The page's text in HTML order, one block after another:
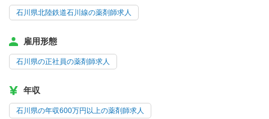
石川県北陸鉄道石川線の薬剤師求人
雇用形態
石川県の正社員の薬剤師求人
年収
石川県の年収600万円以上の薬剤師求人